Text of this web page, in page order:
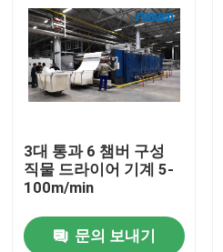
회사 소개
접촉
직물 너비 내기 기계
허풍 너비 내기 기계
3대 통과 6 챔버 구성
직물 드라이어 기계 5-
100m/min
문의 보내기